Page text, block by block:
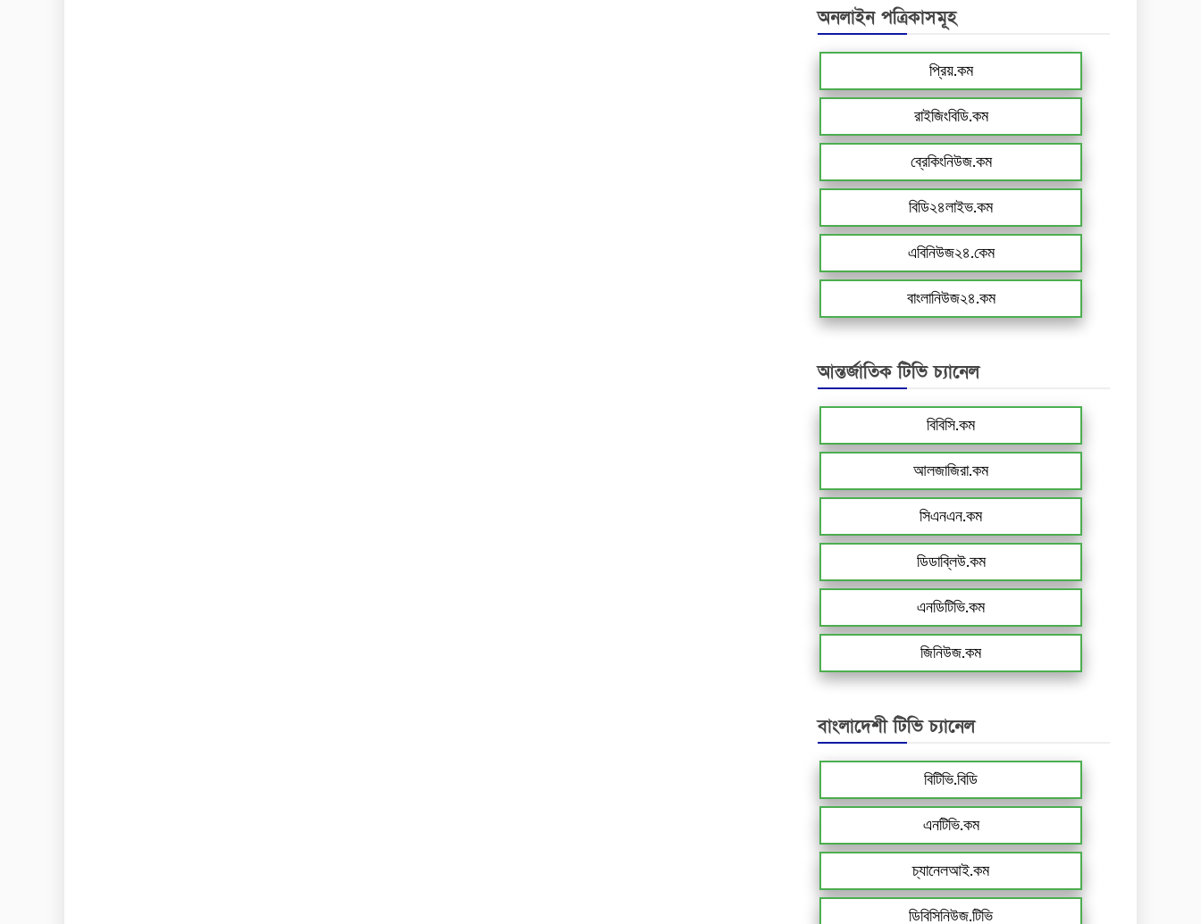
অনলাইন পত্রিকাসমূহ
প্রিয়.কম
রাইজিংবিডি.কম
ব্রেকিংনিউজ.কম
বিডি২৪লাইভ.কম
এবিনিউজ২৪.কেম
বাংলানিউজ২৪.কম
আন্তর্জাতিক টিভি চ্যানেল
বিবিসি.কম
আলজাজিরা.কম
সিএনএন.কম
ডিডাব্লিউ.কম
এনডিটিভি.কম
জিনিউজ.কম
বাংলাদেশী টিভি চ্যানেল
বিটিভি.বিডি
এনটিভি.কম
চ্যানেলআই.কম
ডিবিসিনিউজ.টিভি